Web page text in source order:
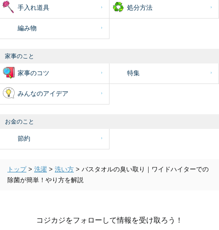
手入れ道具 処分方法
編み物
家事のこと
家事のコツ 特集
みんなのアイデア
お金のこと
節約
トップ > 洗濯 > 洗い方 > バスタオルの臭い取り｜ワイドハイターでの
除菌が簡単！やり方を解説
コジカジをフォローして情報を受け取ろう！